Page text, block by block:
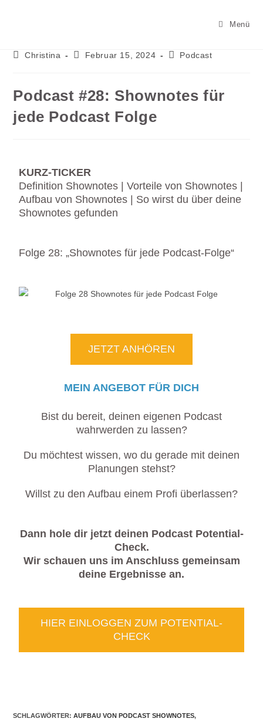
Menü
Christina Februar 15, 2024 Podcast
Podcast #28: Shownotes für
jede Podcast Folge
KURZ-TICKER
Definition Shownotes | Vorteile von Shownotes |
Aufbau von Shownotes | So wirst du über deine
Shownotes gefunden
Folge 28: „Shownotes für jede Podcast-Folge“
JETZT ANHÖREN
MEIN ANGEBOT FÜR DICH
Bist du bereit, deinen eigenen Podcast
wahrwerden zu lassen?
Du möchtest wissen, wo du gerade mit deinen
Planungen stehst?
Willst zu den Aufbau einem Profi überlassen?
Dann hole dir jetzt deinen Podcast Potential-
Check.
Wir schauen uns im Anschluss gemeinsam
deine Ergebnisse an.
HIER EINLOGGEN ZUM POTENTIAL-
CHECK
SCHLAGWÖRTER:AUFBAU VON PODCAST SHOWNOTES,